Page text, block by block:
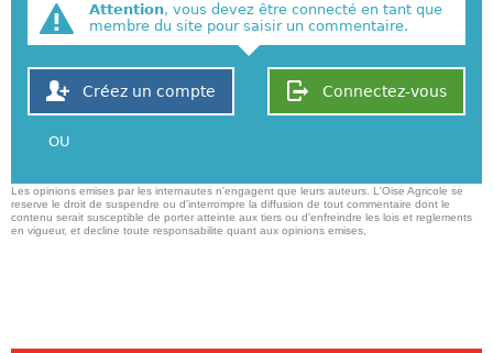
Attention, vous devez être connecté en tant que
membre du site pour saisir un commentaire.
Connectez-vous
Créez un compte
OU
Les opinions emises par les internautes n'engagent que leurs auteurs. L'Oise Agricole se
reserve le droit de suspendre ou d'interrompre la diffusion de tout commentaire dont le
contenu serait susceptible de porter atteinte aux tiers ou d'enfreindre les lois et reglements
en vigueur, et decline toute responsabilite quant aux opinions emises,